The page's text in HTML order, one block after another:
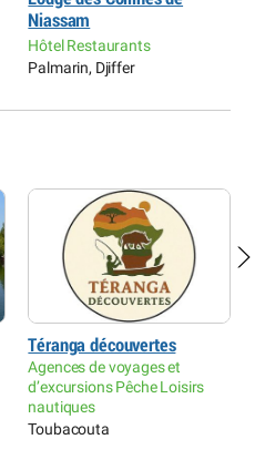
Niassam
Hôtel Restaurants
Palmarin, Djiffer
Téranga découvertes
Agences de voyages et
d’excursions Pêche Loisirs
nautiques
Toubacouta